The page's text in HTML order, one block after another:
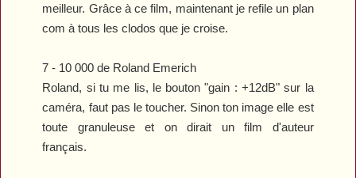
meilleur. Grâce à ce film, maintenant je refile un plan
com à tous les clodos que je croise.
7 - 10 000 de Roland Emerich
Roland, si tu me lis, le bouton "gain : +12dB" sur la
caméra, faut pas le toucher. Sinon ton image elle est
toute granuleuse et on dirait un film d'auteur
français.